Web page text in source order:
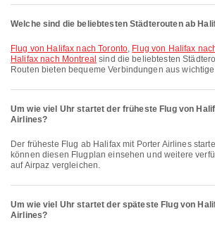
Welche sind die beliebtesten Städterouten ab
Flug von Halifax nach Toronto, Flug von Halifax
Halifax nach Montreal sind die beliebtesten
Routen bieten bequeme Verbindungen aus
Um wie viel Uhr startet der früheste Flug von
Airlines?
Der früheste Flug ab Halifax mit Porter Airlines startet um 06:20. Sie
können diesen Flugplan einsehen und weitere
auf Airpaz vergleichen.
Um wie viel Uhr startet der späteste Flug von
Airlines?